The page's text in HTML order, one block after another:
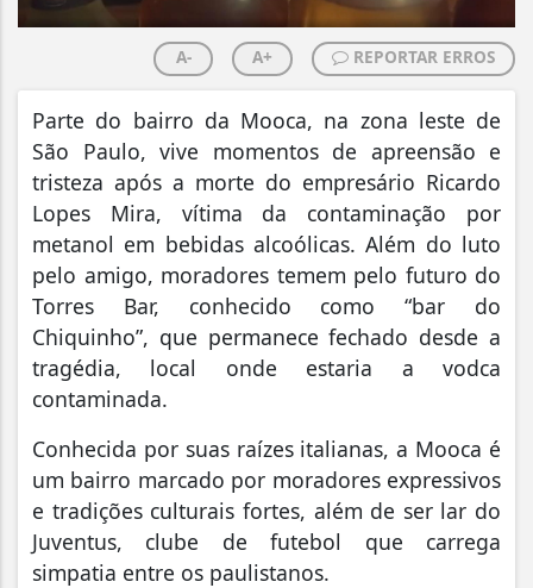
A- A+ REPORTAR ERROS
Parte do bairro da Mooca, na zona leste de
São Paulo, vive momentos de apreensão e
tristeza após a morte do empresário Ricardo
Lopes Mira, vítima da contaminação por
metanol em bebidas alcoólicas. Além do luto
pelo amigo, moradores temem pelo futuro do
Torres Bar, conhecido como “bar do
Chiquinho”, que permanece fechado desde a
tragédia, local onde estaria a vodca
contaminada.
Conhecida por suas raízes italianas, a Mooca é
um bairro marcado por moradores expressivos
e tradições culturais fortes, além de ser lar do
Juventus, clube de futebol que carrega
simpatia entre os paulistanos.